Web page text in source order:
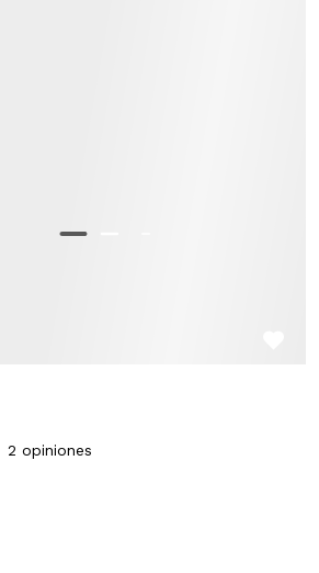
2 opiniones